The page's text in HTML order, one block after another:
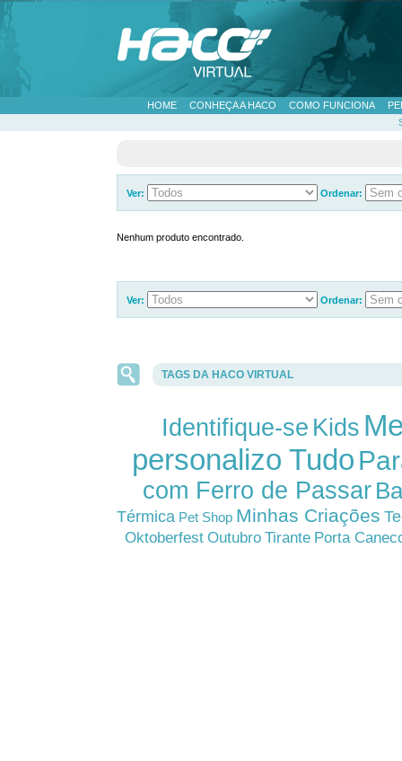
HOME CONHEÇA A HACO COMO FUNCIONA
Ver: Ordenar:
Nenhum produto encontrado.
Ver: Ordenar:
TAGS DA HACO VIRTUAL
Identifique-se Kids
personalizo Tudo
com Ferro de Passar
Térmica Pet Shop Minhas Criações
Oktoberfest Outubro Tirante Porta